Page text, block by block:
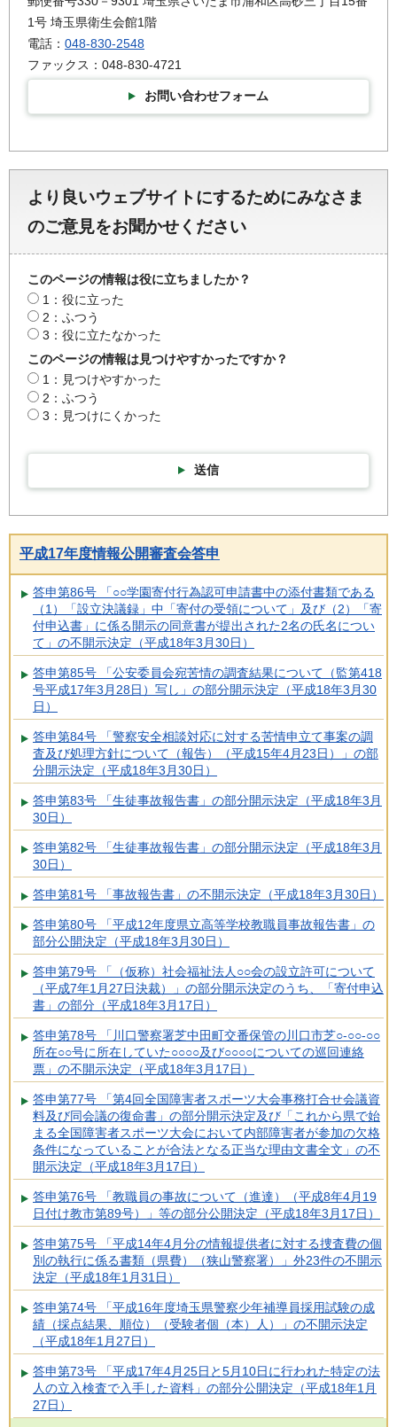
1号 埼玉県衛生会館1階
電話： 048-830-2548
ファックス：048-830-4721
お問い合わせフォーム
より良いウェブサイトにするためにみなさま
のご意見をお聞かせください
このページの情報は役に立ちましたか？
1：役に立った
2：ふつう
3：役に立たなかった
このページの情報は見つけやすかったですか？
1：見つけやすかった
2：ふつう
3：見つけにくかった
送信
平成17年度情報公開審査会答申
答申第86号 「○○学園寄付行為認可申請書中の添付書類である
（1）「設立決議録」中「寄付の受領について」及び（2）「寄
付申込書」に係る開示の同意書が提出された2名の氏名につい
て」の不開示決定（平成18年3月30日）
答申第85号 「公安委員会宛苦情の調査結果について（監第418
号平成17年3月28日）写し」の部分開示決定（平成18年3月30
日）
答申第84号 「警察安全相談対応に対する苦情申立て事案の調
査及び処理方針について（報告）（平成15年4月23日）」の部
分開示決定（平成18年3月30日）
答申第83号 「生徒事故報告書」の部分開示決定（平成18年3月
30日）
答申第82号 「生徒事故報告書」の部分開示決定（平成18年3月
30日）
答申第81号 「事故報告書」の不開示決定（平成18年3月30日）
答申第80号 「平成12年度県立高等学校教職員事故報告書」の
部分公開決定（平成18年3月30日）
答申第79号 「（仮称）社会福祉法人○○会の設立許可について
（平成7年1月27日決裁）」の部分開示決定のうち、「寄付申込
書」の部分（平成18年3月17日）
答申第78号 「川口警察署芝中田町交番保管の川口市芝○-○○-○○
所在○○号に所在していた○○○○及び○○○○についての巡回連絡
票」の不開示決定（平成18年3月17日）
答申第77号 「第4回全国障害者スポーツ大会事務打合せ会議資
料及び同会議の復命書」の部分開示決定及び「これから県で始
まる全国障害者スポーツ大会において内部障害者が参加の欠格
条件になっていることが合法となる正当な理由文書全文」の不
開示決定（平成18年3月17日）
答申第76号 「教職員の事故について（進達）（平成8年4月19
日付け教市第89号）」等の部分公開決定（平成18年3月17日）
答申第75号 「平成14年4月分の情報提供者に対する捜査費の個
別の執行に係る書類（県費）（狭山警察署）」外23件の不開示
決定（平成18年1月31日）
答申第74号 「平成16年度埼玉県警察少年補導員採用試験の成
績（採点結果、順位）（受験者個（本）人）」の不開示決定
（平成18年1月27日）
答申第73号 「平成17年4月25日と5月10日に行われた特定の法
人の立入検査で入手した資料」の部分公開決定（平成18年1月
27日）